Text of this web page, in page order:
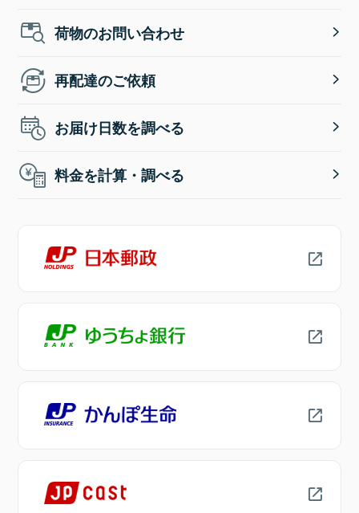
荷物のお問い合わせ
再配達のご依頼
お届け日数を調べる
料金を計算・調べる